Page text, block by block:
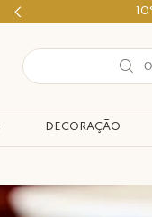
DECORAÇÃO